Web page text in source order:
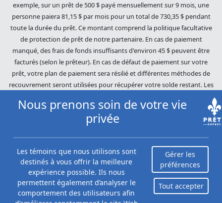
exemple, sur un prêt de 500 $ payé mensuellement sur 9 mois, une
personne paiera 81,15 $ par mois pour un total de 730,35 $ pendant
toute la durée du prêt. Ce montant comprend la politique facultative
de protection de prêt de notre partenaire. En cas de paiement
manqué, des frais de fonds insuffisants d'environ 45 $ peuvent être
facturés (selon le prêteur). En cas de défaut de paiement sur votre
prêt, votre plan de paiement sera résilié et différentes méthodes de
recouvrement seront utilisées pour récupérer votre solde restant. Les
dettes impayées seront poursuivies dans toute l'étendue de la loi. Nos
prêteurs utilisent des pratiques de recouvrement équitables. Prêts
Québec (Loans Canada) n'est pas affilié à Equifax Canada Co., sa
Equifax. Prêts Québec (Loans Canada) est un revendeur autorisé du
Score du risque Equifax, cependant, Equifax n'approuve, ne garantit ni
ne recommande aucun des produits, services ou contenus de ce site
Web. Pour plus d'informations sur Equifax, le Score du risque Equifax
et/ou les rapports de crédit d'Equifax, veuillez visiter le site Web
Nous prenons soin de votre vie
privée
Les témoins que nous utilisons sont
destinés à vous offrir la meilleure
expérience possible. Ils nous
permettent également d’analyser le
comportement des utilisateurs afin
Gérer les
préférences
Tout accepter